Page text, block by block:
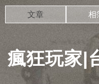
瘋狂玩家|
文章 相